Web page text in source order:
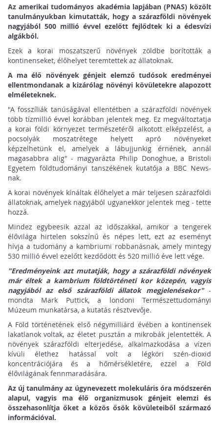
Az amerikai tudományos akadémia lapjában (PNAS) közölt
tanulmányukban kimutatták, hogy a szárazföldi növények
nagyjából 500 millió évvel ezelőtt fejlődtek ki a édesvízi
algákból.
Ezek a korai moszatszerű növények zöldbe borították a
kontinenseket, élőhelyet teremtettek az állatoknak.
A ma élő növények génjeit elemző tudósok eredményei
ellentmondanak a kizárólag növényi kövületekre alapozott
elméleteknek.
"A fosszíliák tanúságával ellentétben a szárazföldi növények
több tízmillió évvel korábban jelentek meg. Ez megváltoztatja
a korai földi környezet természetéről alkotott elképzelést, a
pocsolyák moszatrétege helyett apró növényeket
képzelhetünk el, amelyek a lábujjunkig érnének, annál
magasabbra alig" - magyarázta Philip Donoghue, a Bristoli
Egyetem földtudományi tanszékének kutatója a BBC News-
nak.
A korai növények kínáltak élőhelyet a már teljesen szárazföldi
állatoknak, amelyek nagyjából ugyanekkor jelentek meg - tette
hozzá.
Mindez egybeesik azzal az időszakkal, amikor a tengerek
élővilága hirtelen sokszínű és népes lett, ezt az eseményt
hívja a tudomány a kambriumi robbanásnak, amely mintegy
530 millió évvel ezelőtt kezdődött és 520 millió éve lett vége.
"Eredményeink azt mutatják, hogy a szárazföldi növények
már éltek a kambrium földtörténeti kor közepén, vagyis
nagyjából az első szárazföldi állatok megjelenésekor"-
mondta Mark Puttick, a londoni Természettudományi
Múzeum munkatársa, a kutatás résztvevője.
A Föld történetének első négymilliárd évében a kontinensek
lakatlanok voltak, az életet pusztán a mikrobák jelentették. A
növények szárazföldi elterjedése, alkalmazkodása a vízen
kívüli élethez hatással volt a légköri szén-dioxid
koncentrációjára és a hőmérsékletére, ezzel a Föld
élővilágának fennmaradására.
Az új tanulmány az úgynevezett molekuláris óra módszerén
alapul, vagyis ma élő organizmusok génjeit elemzi és
összehasonlítja őket a közös ősök kövületeiből származó
információval.